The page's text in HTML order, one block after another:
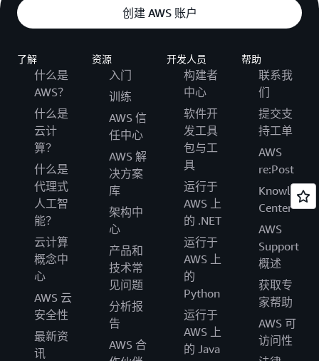
创建 AWS 账户
了解
什么是
AWS？
什么是
云计
算？
什么是
代理式
人工智
能？
云计算
概念中
心
AWS 云
安全性
最新资
讯
资源
入门
训练
AWS 信
任中心
AWS 解
决方案
库
架构中
心
产品和
技术常
见问题
分析报
告
AWS 合
开发人员
构建者
中心
软件开
发工具
包与工
具
运行于
AWS 上
的 .NET
运行于
AWS 上
的
Python
运行于
AWS 上
的 Java
帮助
联系我
们
提交支
持工单
AWS
re:Post
Knowledge
Center
AWS
Support
概述
获取专
家帮助
AWS 可
访问性